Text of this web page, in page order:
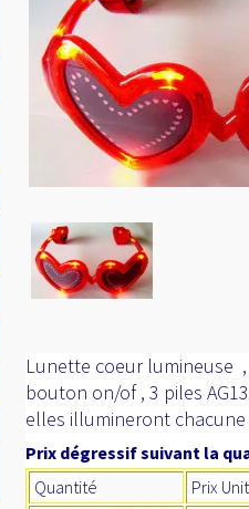
Lunette coeur lumineuse
bouton on/of , 3 piles
elles illumineront
Prix dégressif suivant la
Quantité
Prix